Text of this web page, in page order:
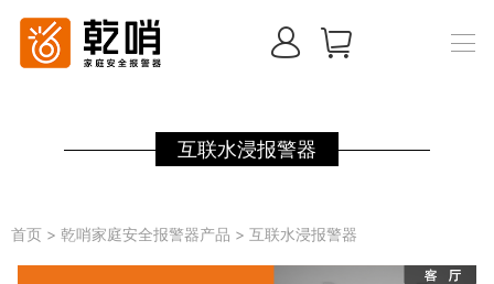
互联水浸报警器
首页 > 乾哨家庭安全报警器产品 > 互联水浸报警器